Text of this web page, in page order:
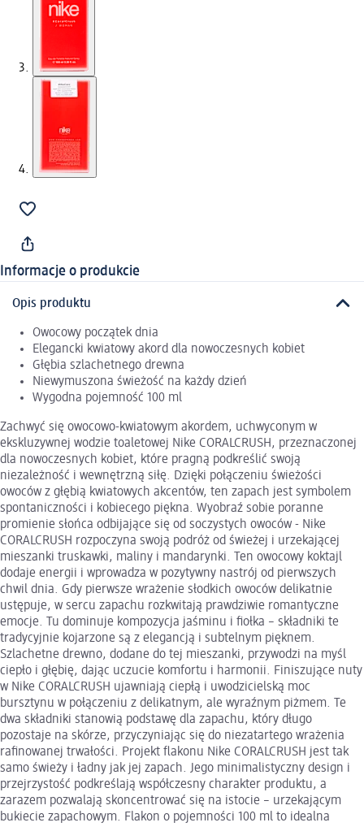
Informacje o produkcie
Opis produktu
Owocowy początek dnia
Elegancki kwiatowy akord dla nowoczesnych kobiet
Głębia szlachetnego drewna
Niewymuszona świeżość na każdy dzień
Wygodna pojemność 100 ml
Zachwyć się owocowo-kwiatowym akordem, uchwyconym w
ekskluzywnej wodzie toaletowej Nike CORALCRUSH, przeznaczonej
dla nowoczesnych kobiet, które pragną podkreślić swoją
niezależność i wewnętrzną siłę. Dzięki połączeniu świeżości
owoców z głębią kwiatowych akcentów, ten zapach jest symbolem
spontaniczności i kobiecego piękna. Wyobraź sobie poranne
promienie słońca odbijające się od soczystych owoców - Nike
CORALCRUSH rozpoczyna swoją podróż od świeżej i urzekającej
mieszanki truskawki, maliny i mandarynki. Ten owocowy koktajl
dodaje energii i wprowadza w pozytywny nastrój od pierwszych
chwil dnia. Gdy pierwsze wrażenie słodkich owoców delikatnie
ustępuje, w sercu zapachu rozkwitają prawdziwie romantyczne
emocje. Tu dominuje kompozycja jaśminu i fiołka – składniki te
tradycyjnie kojarzone są z elegancją i subtelnym pięknem.
Szlachetne drewno, dodane do tej mieszanki, przywodzi na myśl
ciepło i głębię, dając uczucie komfortu i harmonii. Finiszujące nuty
w Nike CORALCRUSH ujawniają ciepłą i uwodzicielską moc
bursztynu w połączeniu z delikatnym, ale wyraźnym piżmem. Te
dwa składniki stanowią podstawę dla zapachu, który długo
pozostaje na skórze, przyczyniając się do niezatartego wrażenia
rafinowanej trwałości. Projekt flakonu Nike CORALCRUSH jest tak
samo świeży i ładny jak jej zapach. Jego minimalistyczny design i
przejrzystość podkreślają współczesny charakter produktu, a
zarazem pozwalają skoncentrować się na istocie – urzekającym
bukiecie zapachowym. Flakon o pojemności 100 ml to idealna